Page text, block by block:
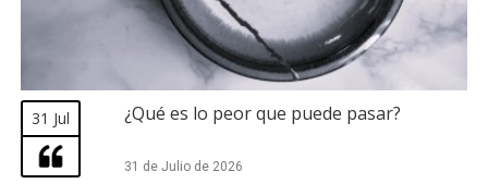
31 Jul ¿Qué es lo peor que puede pasar?
31 de Julio de 2026